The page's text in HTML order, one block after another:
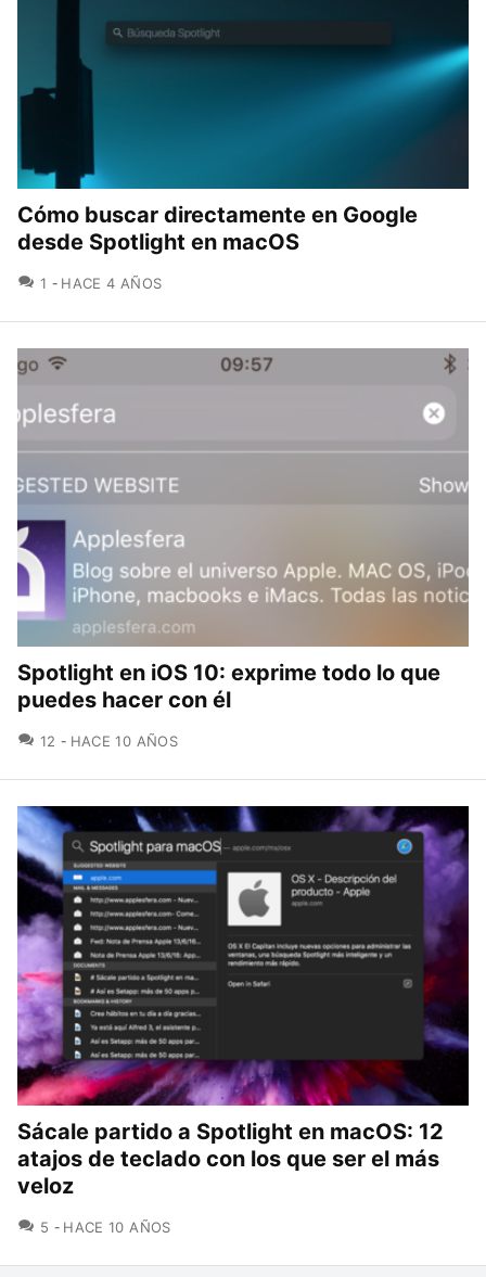
Cómo buscar directamente en Google
desde Spotlight en macOS
1 COMENTARIOS
HACE 4 AÑOS
Spotlight en iOS 10: exprime todo lo que
puedes hacer con él
12 COMENTARIOS
HACE 10 AÑOS
Sácale partido a Spotlight en macOS: 12
atajos de teclado con los que ser el más
veloz
5 COMENTARIOS
HACE 10 AÑOS